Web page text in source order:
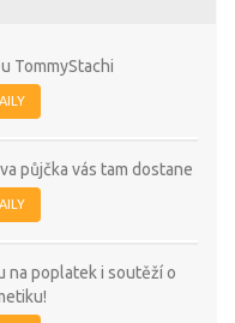
TommyStachi
půjčka vás tam dostane
na poplatek i soutěží o